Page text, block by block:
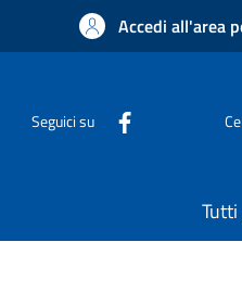
Accedi all'area
Seguici su